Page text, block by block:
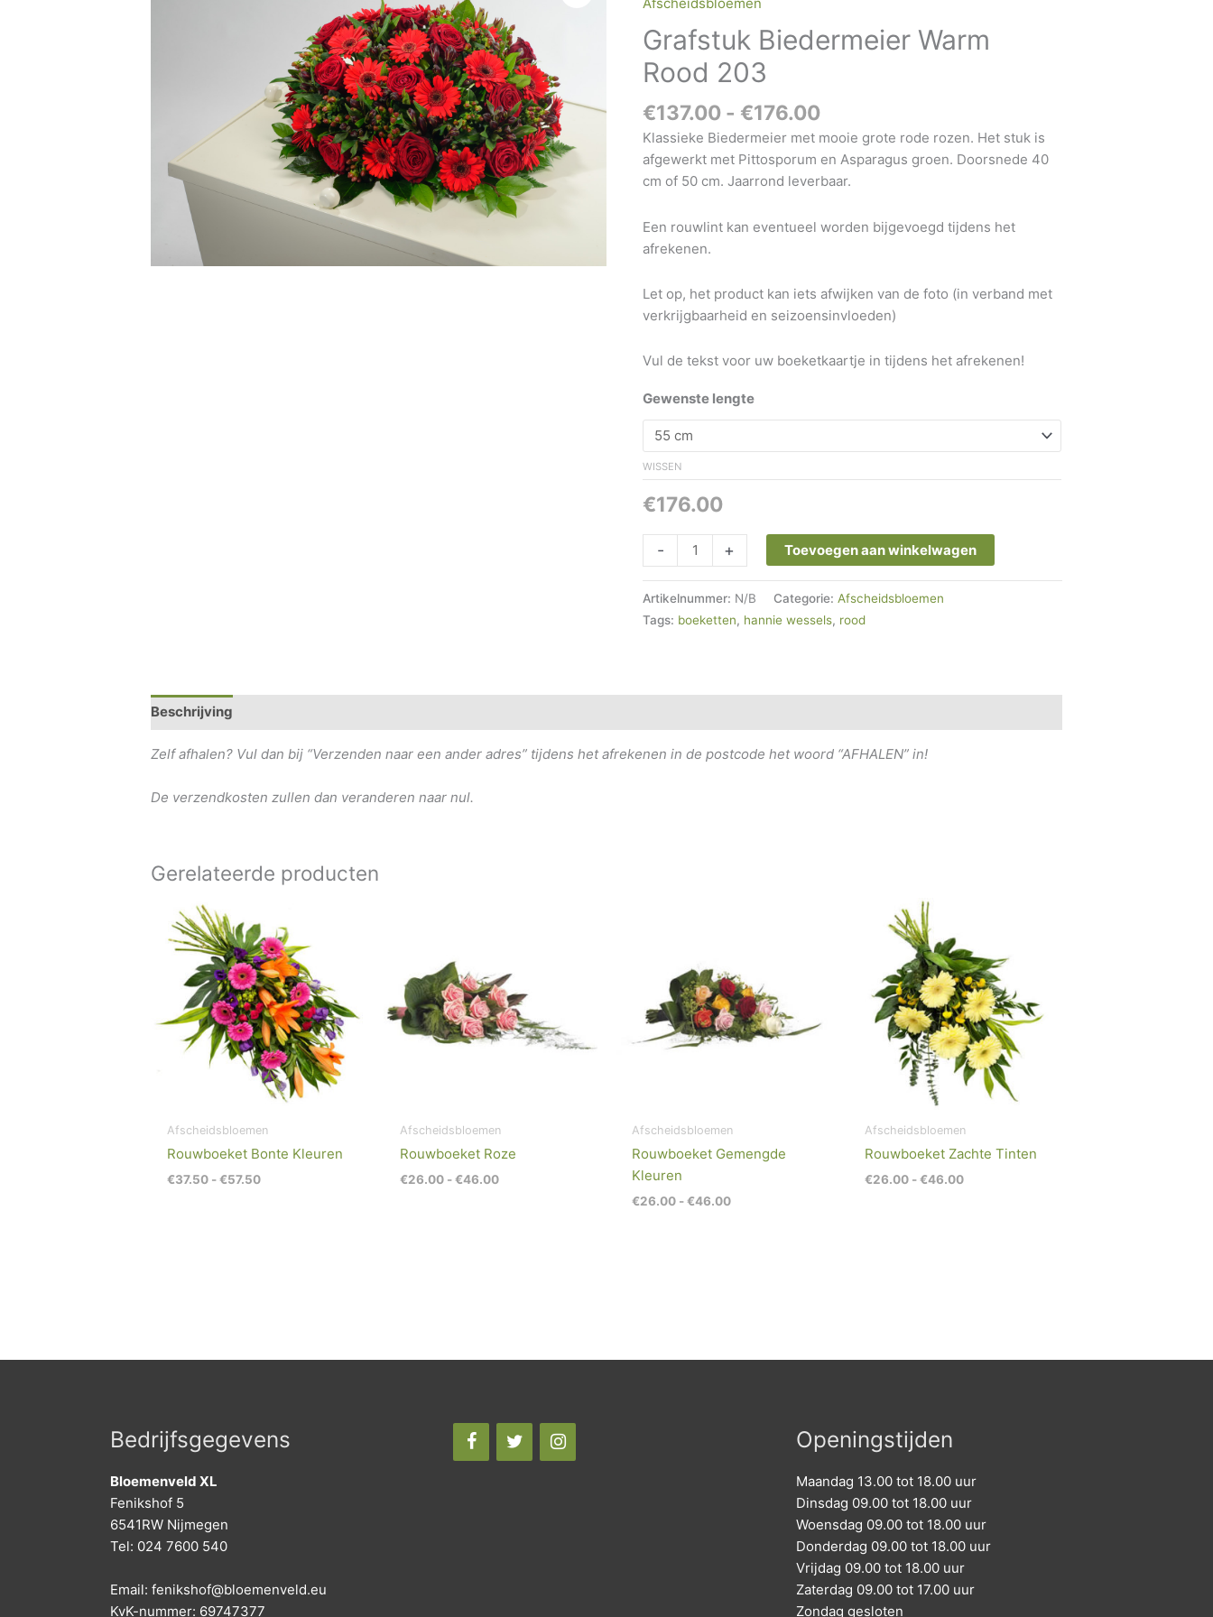
Grafstuk Biedermeier Warm
Rood 203
€137.00 - €176.00
€176.00
Klassieke Biedermeier met mooie grote rode rozen. Het stuk is
afgewerkt met Pittosporum en Asparagus groen. Doorsnede 40
cm of 50 cm. Jaarrond leverbaar.
Een rouwlint kan eventueel worden bijgevoegd tijdens het
afrekenen.
Let op, het product kan iets afwijken van de foto (in verband met
verkrijgbaarheid en seizoensinvloeden)
Vul de tekst voor uw boeketkaartje in tijdens het afrekenen!
Gewenste lengte
WISSEN
€176.00
-
Warm
Rood
203
aantal
+ Toevoegen aan winkelwagen
Artikelnummer: N/B Categorie: Afscheidsbloemen
Tags: boeketten, hannie wessels, rood
Beschrijving
Zelf afhalen? Vul dan bij “Verzenden naar een ander adres” tijdens het afrekenen in de postcode het woord “AFHALEN” in!
De verzendkosten zullen dan veranderen naar nul.
Gerelateerde producten
Afscheidsbloemen
Rouwboeket Bonte Kleuren
€37.50 -€57.50
€37.50
tot
€57.50
Afscheidsbloemen
Rouwboeket Roze
€26.00 - €46.00
Afscheidsbloemen
Rouwboeket Gemengde
Kleuren
€26.00 -€46.00
Afscheidsbloemen
Rouwboeket Zachte Tinten
€26.00 - €46.00
€46.00
Bedrijfsgegevens
Bloemenveld XL
Fenikshof 5
6541RW Nijmegen
Tel: 024 7600 540
Email: fenikshof@bloemenveld.eu
KvK-nummer: 69747377
Openingstijden
Maandag 13.00 tot 18.00 uur
Dinsdag 09.00 tot 18.00 uur
Woensdag 09.00 tot 18.00 uur
Donderdag 09.00 tot 18.00 uur
Vrijdag 09.00 tot 18.00 uur
Zaterdag 09.00 tot 17.00 uur
Zondag gesloten